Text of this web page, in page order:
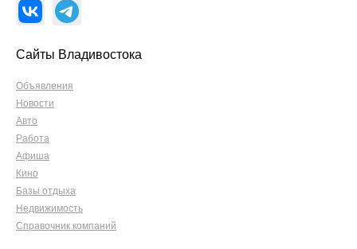
Сайты Владивостока
Объявления
Новости
Авто
Работа
Афиша
Кино
Базы отдыха
Недвижимость
Справочник компаний